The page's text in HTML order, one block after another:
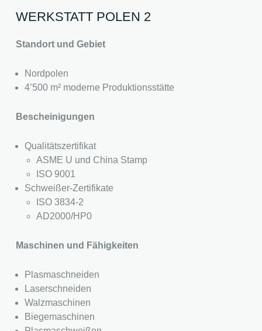
WERKSTATT POLEN 2
Standort und Gebiet
Nordpolen
4’500 m² moderne Produktionsstätte
Bescheinigungen
Qualitätszertifikat
ASME U und China Stamp
ISO 9001
Schweißer-Zertifikate
ISO 3834-2
AD2000/HP0
Maschinen und Fähigkeiten
Plasmaschneiden
Laserschneiden
Walzmaschinen
Biegemaschinen